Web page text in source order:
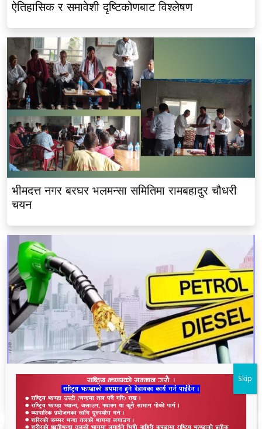
ऐतिहासिक र समावेशी दृष्टिकोणबाट विश्लेषण
भीमदत्त नगर बरघर भलमन्सा समितिमा रामबहादुर चौधरी
चयन
नेपाल आयल निगमद्वारा पेट्रोल र डिजेलको मूल्य वृद्धि
Skip